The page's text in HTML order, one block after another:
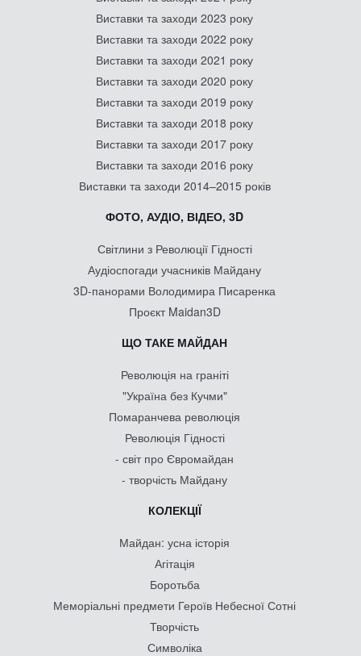
Виставки та заходи 2023 року
Виставки та заходи 2022 року
Виставки та заходи 2021 року
Виставки та заходи 2020 року
Виставки та заходи 2019 року
Виставки та заходи 2018 року
Виставки та заходи 2017 року
Виставки та заходи 2016 року
Виставки та заходи 2014–2015 років
ФОТО, АУДІО, ВІДЕО, 3D
Світлини з Революції Гідності
Аудіоспогади учасників Майдану
3D-панорами Володимира Писаренка
Проєкт Maidan3D
ЩО ТАКЕ МАЙДАН
Революція на граніті
"Україна без Кучми"
Помаранчева революція
Революція Гідності
- світ про Євромайдан
- творчість Майдану
КОЛЕКЦІЇ
Майдан: усна історія
Агітація
Боротьба
Меморіальні предмети Героїв Небесної Сотні
Творчість
Символіка